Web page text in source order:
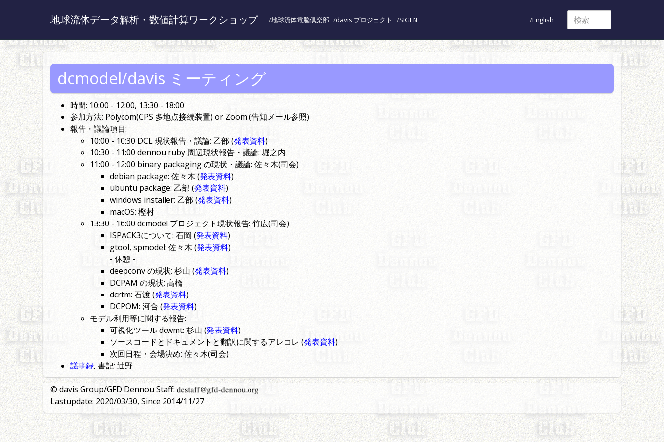
地球流体データ解析・数値計算ワークショップ 地球流体電脳倶楽部 davis プロジェクト SIGEN English
dcmodel/davis ミーティング
時間: 10:00 - 12:00, 13:30 - 18:00
参加方法: Polycom(CPS 多地点接続装置) or Zoom (告知メール参照)
報告・議論項目:
10:00 - 10:30 DCL 現状報告・議論: 乙部 (発表資料)
10:30 - 11:00 dennou ruby 周辺現状報告・議論: 堀之内
11:00 - 12:00 binary packaging の現状・議論: 佐々木(司会)
debian package: 佐々木 (発表資料)
ubuntu package: 乙部 (発表資料)
windows installer: 乙部 (発表資料)
macOS: 樫村
13:30 - 16:00 dcmodel プロジェクト現状報告: 竹広(司会)
ISPACK3について: 石岡 (発表資料)
gtool, spmodel: 佐々木 (発表資料)
- 休憩 -
deepconv の現状: 杉山 (発表資料)
DCPAM の現状: 高橋
dcrtm: 石渡 (発表資料)
DCPOM: 河合 (発表資料)
モデル利用等に関する報告:
可視化ツール dcwmt: 杉山 (発表資料)
ソースコードとドキュメントと翻訳に関するアレコレ (発表資料)
次回日程・会場決め: 佐々木(司会)
議事録, 書記: 辻野
© davis Group/GFD Dennou Staff:
Lastupdate: 2020/03/30, Since 2014/11/27